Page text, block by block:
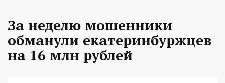
За неделю мошенники
обманули екатеринбуржцев
на 16 млн рублей